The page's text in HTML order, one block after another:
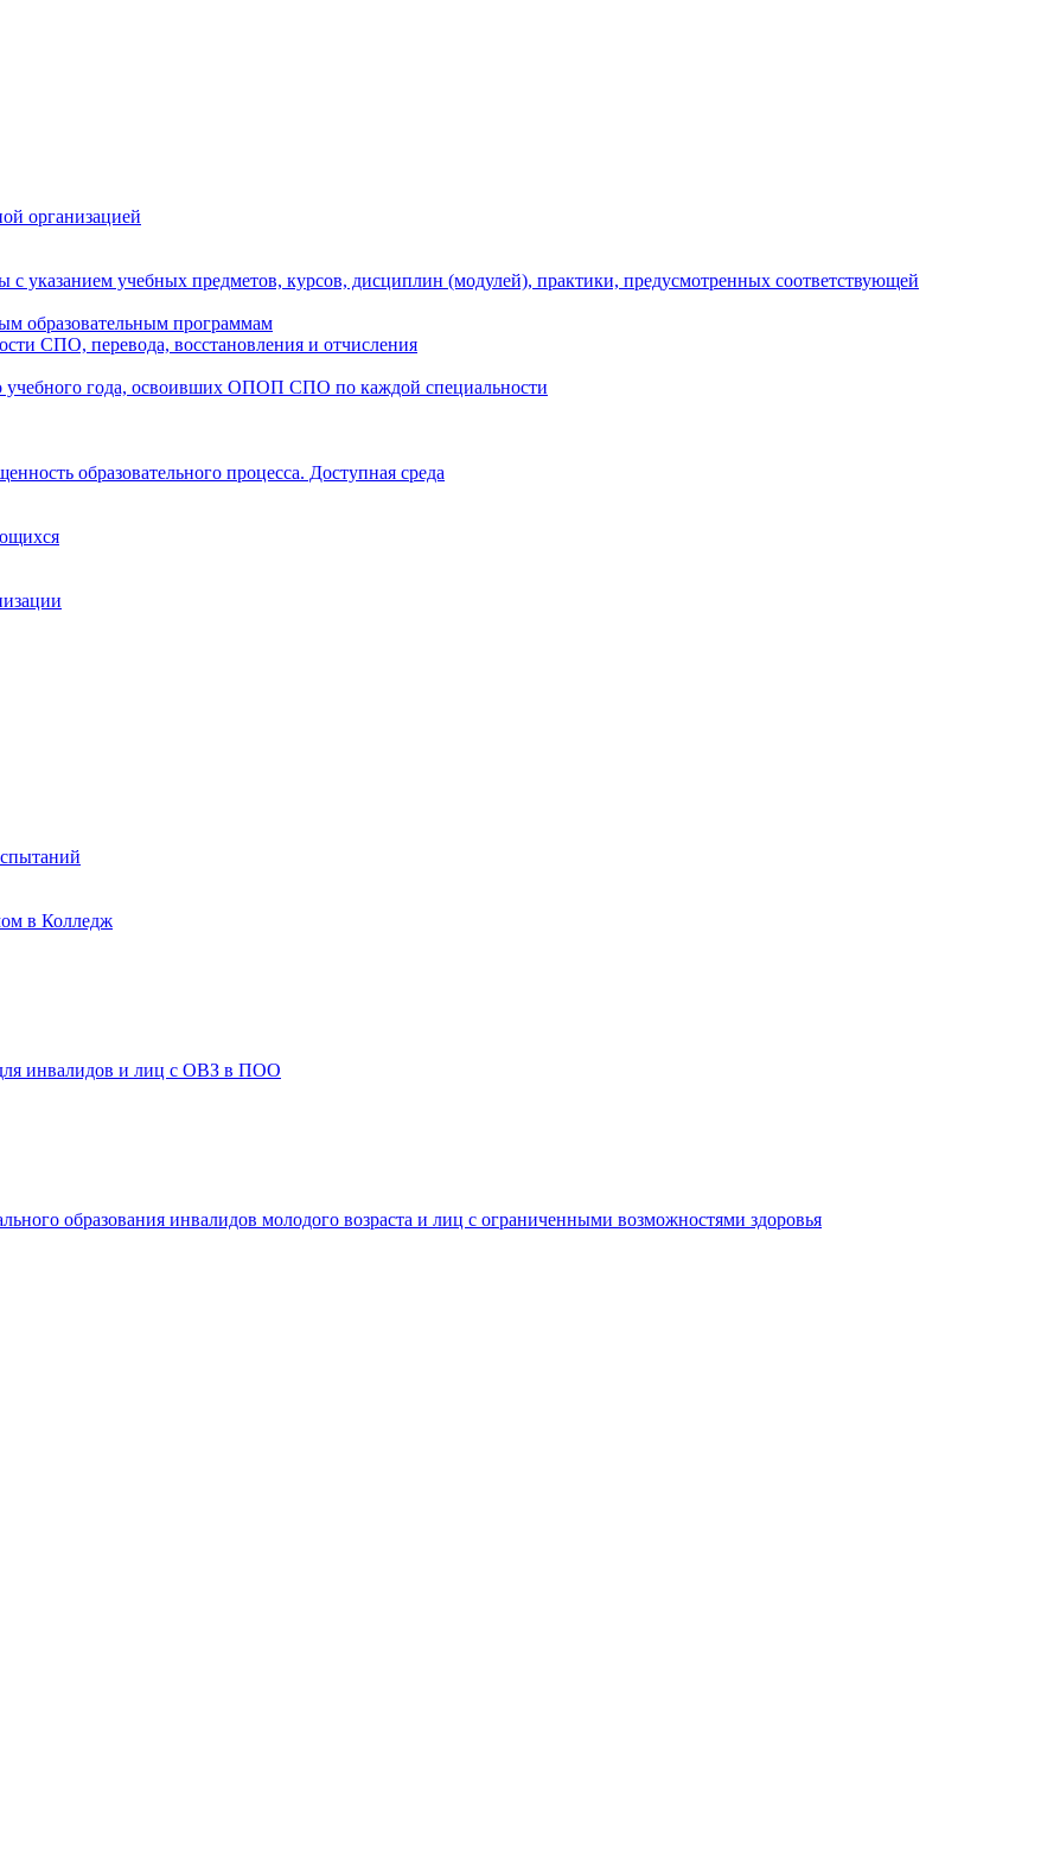
организацией
с указанием учебных предметов, курсов, дисциплин (модулей), практики, предусмотренных соответствующей
образовательным программам
СПО, перевода, восстановления и отчисления
учебного года, освоивших ОПОП СПО по каждой специальности
образовательного процесса. Доступная среда
в Колледж
инвалидов и лиц с ОВЗ в ПОО
образования инвалидов молодого возраста и лиц с ограниченными возможностями здоровья